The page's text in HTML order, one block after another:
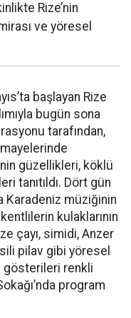
Rize’nin
ve yöresel
başlayan Rize
bugün sona
tarafından,
güzellikleri, köklü
tanıtıldı. Dört gün
Karadeniz müziğinin
kulaklarının
çayı, simidi, Anzer
pilav gibi yöresel
gösterileri renkli
program